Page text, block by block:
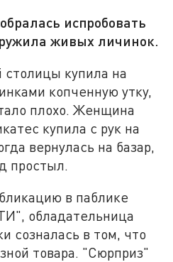
испробовать
живых личинок.
купила на
копченную утку,
плохо. Женщина
купила с рук на
вернулась на базар,
простыл.
в паблике
обладательница
созналась в том, что
товара. "Сюрприз"